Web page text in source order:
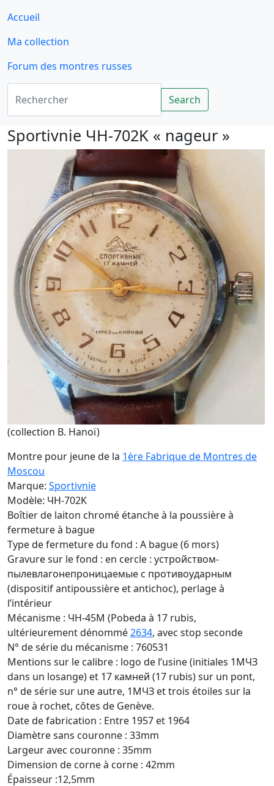
Accueil
Ma collection
Forum des montres russes
Rechercher
Search
Sportivnie ЧH-702K « nageur »
(collection B. Hanoï)
Montre pour jeune de la 1ère Fabrique de Montres de
Moscou
Marque: Sportivnie
Modèle: ЧH-702K
Boîtier de laiton chromé étanche à la poussière à
fermeture à bague
Type de fermeture du fond : A bague (6 mors)
Gravure sur le fond : en cercle : устройством-
пылевлагонепроницаемые с противоударным
(dispositif antipoussière et antichoc), perlage à
l’intérieur
Mécanisme : ЧН-45М (Pobeda à 17 rubis,
ultérieurement dénommé2634, avec stop seconde
N° de série du mécanisme : 760531
Mentions sur le calibre : logo de l’usine (initiales 1MЧЗ
dans un losange) et 17 камней (17 rubis) sur un pont,
n° de série sur une autre, 1MЧЗ et trois étoiles sur la
roue à rochet, côtes de Genève.
Date de fabrication : Entre 1957 et 1964
Diamètre sans couronne : 33mm
Largeur avec couronne : 35mm
Dimension de corne à corne : 42mm
Épaisseur :12,5mm